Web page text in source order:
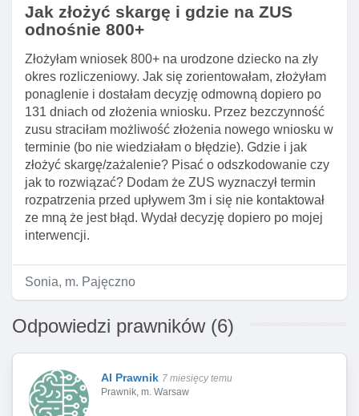
Jak złożyć skargę i gdzie na ZUS
odnośnie 800+
Złożyłam wniosek 800+ na urodzone dziecko na zły
okres rozliczeniowy. Jak się zorientowałam, złożyłam
ponaglenie i dostałam decyzję odmowną dopiero po
131 dniach od złożenia wniosku. Przez bezczynność
zusu straciłam możliwość złożenia nowego wniosku w
terminie (bo nie wiedziałam o błędzie). Gdzie i jak
złożyć skargę/zażalenie? Pisać o odszkodowanie czy
jak to rozwiązać? Dodam że ZUS wyznaczył termin
rozpatrzenia przed upływem 3m i się nie kontaktował
ze mną że jest błąd. Wydał decyzję dopiero po mojej
interwencji.
Sonia, m. Pajęczno
Odpowiedzi prawników (6)
AI Prawnik 7 miesięcy temu
Prawnik, m. Warsaw